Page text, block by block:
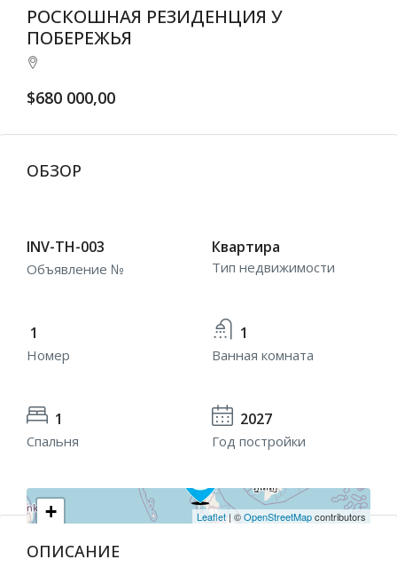
РОСКОШНАЯ РЕЗИДЕНЦИЯ У
ПОБЕРЕЖЬЯ
$680 000,00
ОБЗОР
INV-TH-003
Объявление №
Квартира
Тип недвижимости
1
Номер
1
Ванная комната
1
Спальня
2027
Год постройки
+
Leaflet | ©OpenStreetMapcontributors
ОПИСАНИЕ